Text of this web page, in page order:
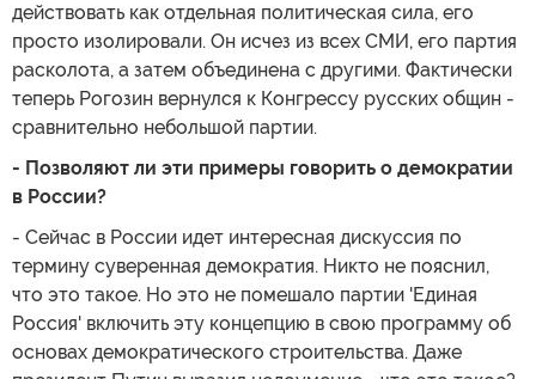
действовать как отдельная политическая сила, его
просто изолировали. Он исчез из всех СМИ, его партия
расколота, а затем объединена с другими. Фактически
теперь Рогозин вернулся к Конгрессу русских общин -
сравнительно небольшой партии.
- Позволяют ли эти примеры говорить о демократии
в России?
- Сейчас в России идет интересная дискуссия по
термину суверенная демократия. Никто не пояснил,
что это такое. Но это не помешало партии 'Единая
Россия' включить эту концепцию в свою программу об
основах демократического строительства. Даже